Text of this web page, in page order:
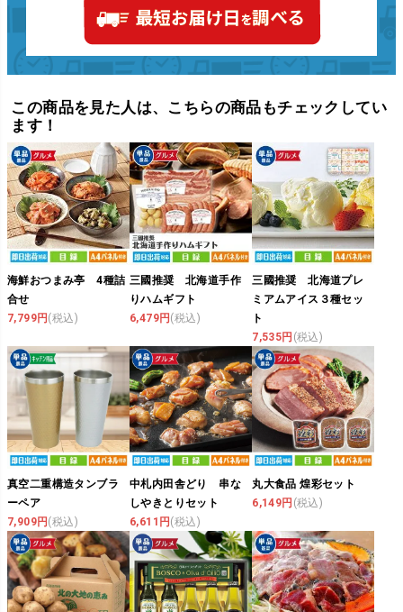
この商品を見た人は、こちらの商品もチェックしてい
ます！
海鮮おつまみ亭 4種詰
合せ
7,799円(税込)
三國推奨 北海道手作
りハムギフト
6,479円(税込)
三國推奨 北海道プレ
ミアムアイス３種セッ
ト
7,535円 (税込)
真空二重構造タンブラ
ーペア
7,909円(税込)
中札内田舎どり 串な
しやきとりセット
6,611円(税込)
丸大食品 煌彩セット
6,149円 (税込)